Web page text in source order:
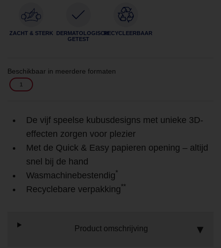
ZACHT & STERK
DERMATOLOGISCH
GETEST
RECYCLEERBAAR
Beschikbaar in meerdere formaten
1
De vijf speelse kubusdesigns met unieke 3D-
effecten zorgen voor plezier
Met de Quick & Easy papieren opening – altijd
snel bij de hand
Wasmachinebestendig*
Recyclebare verpakking**
Product omschrijving